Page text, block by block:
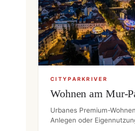
CITYPARKRIVER
Wohnen am Mur-
Urbanes Premium-
Anlegen oder